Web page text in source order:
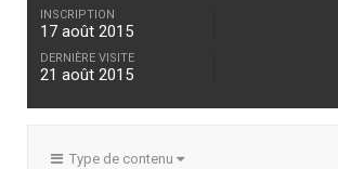
INSCRIPTION
17 août 2015
DERNIÈRE VISITE
21 août 2015
Type de contenu